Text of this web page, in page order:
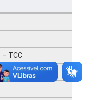
– TCC